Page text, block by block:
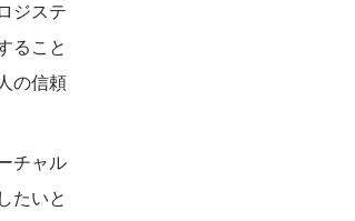
ジステ
ること
の信頼
チャル
たいと